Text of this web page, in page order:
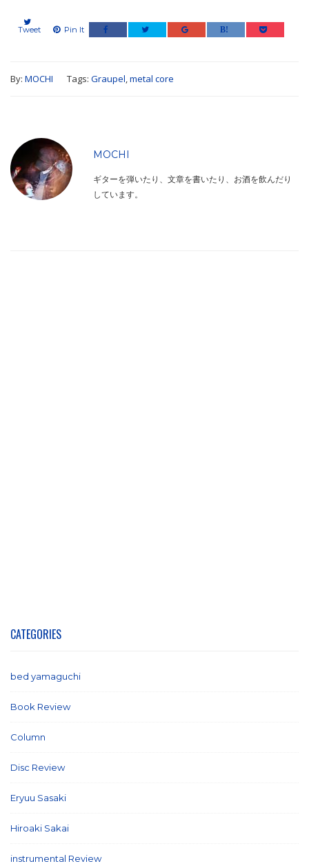
Tweet Pin It
By: MOCHI Tags: Graupel,metal core
MOCHI
ギターを弾いたり、文章を書いたり、お酒を飲んだり
しています。
CATEGORIES
bed yamaguchi
Book Review
Column
Disc Review
Eryuu Sasaki
Hiroaki Sakai
instrumental Review